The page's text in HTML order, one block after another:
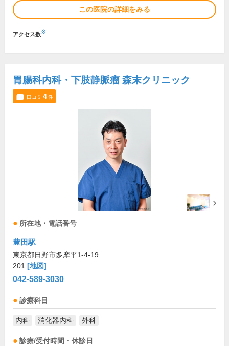
この医院の詳細をみる
アクセス数※
胃腸科内科・下肢静脈瘤 森末クリニック
口コミ 4件
所在地・電話番号
豊田駅
東京都日野市多摩平1-4-19
201 [地図]
042-589-3030
診療科目
内科 消化器内科 外科
診療/受付時間・休診日